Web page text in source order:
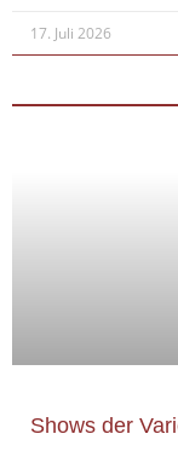
17. Juli 2026
Shows der